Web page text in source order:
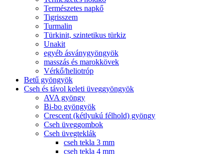
Természetes napkő
Tigrisszem
Turmalin
Türkinit, szintetikus türkiz
Unakit
egyéb ásványgyöngyök
masszás és marokkövek
Vérkő/heliotróp
Betű gyöngyök
Cseh és távol keleti üveggyöngyök
AVA gyöngy
Bi-bo gyöngyök
Crescent (kétlyukú félhold) gyöngy
Cseh üveggombok
Cseh üvegteklák
cseh tekla 3 mm
cseh tekla 4 mm